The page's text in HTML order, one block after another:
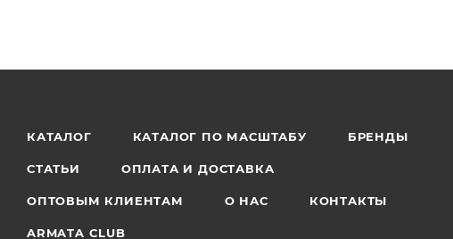
КАТАЛОГ КАТАЛОГ ПО МАСШТАБУ БРЕНДЫ
СТАТЬИ ОПЛАТА И ДОСТАВКА
ОПТОВЫМ КЛИЕНТАМ О НАС КОНТАКТЫ
ARMATA CLUB